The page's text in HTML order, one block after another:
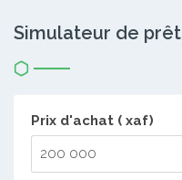
Simulateur de prêt
Prix d'achat ( xaf)